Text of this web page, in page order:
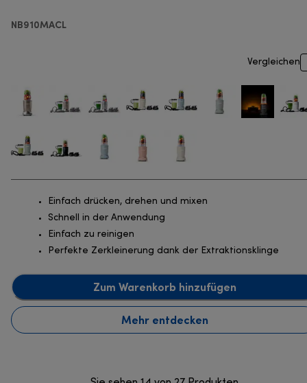
NB910MACL
Vergleichen
Einfach drücken, drehen und mixen
Schnell in der Anwendung
Einfach zu reinigen
Perfekte Zerkleinerung dank der Extraktionsklinge
Zum Warenkorb hinzufügen
Mehr entdecken